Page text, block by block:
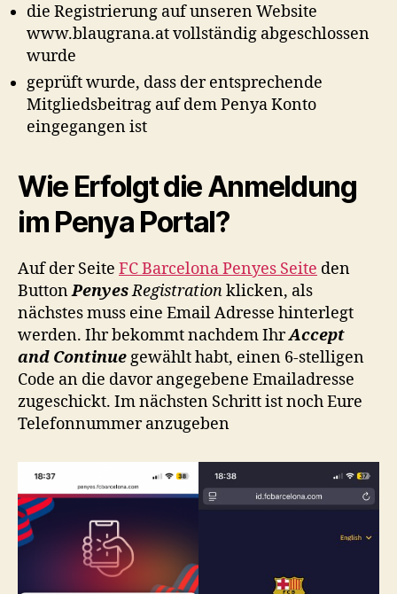
die Registrierung auf unseren Website
www.blaugrana.at vollständig abgeschlossen
wurde
geprüft wurde, dass der entsprechende
Mitgliedsbeitrag auf dem Penya Konto
eingegangen ist
Wie Erfolgt die Anmeldung
im Penya Portal?
Auf der Seite FC Barcelona Penyes Seite den
ButtonPenyesRegistrationklicken, als
nächstes muss eine Email Adresse hinterlegt
werden. Ihr bekommt nachdem IhrAccept
and Continue gewählt habt, einen 6-stelligen
Code an die davor angegebene Emailadresse
zugeschickt. Im nächsten Schritt ist noch Eure
Telefonnummer anzugeben